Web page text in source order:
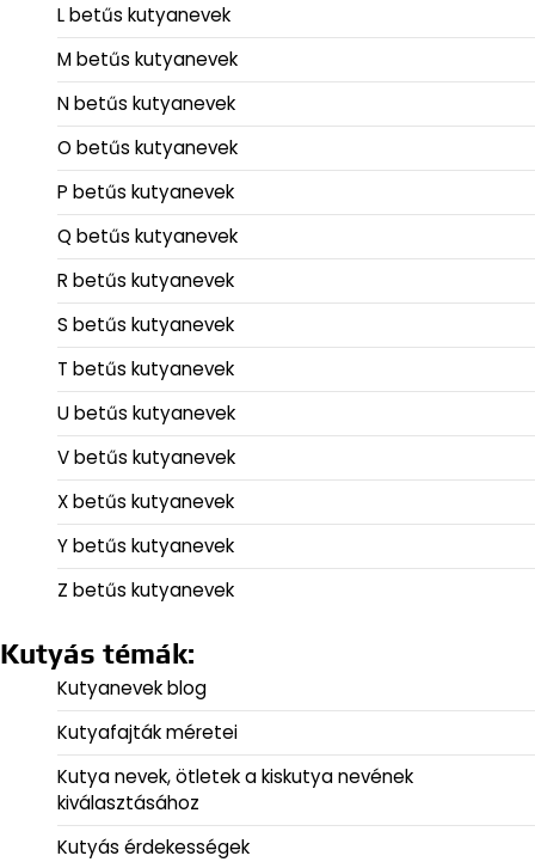
L betűs kutyanevek
M betűs kutyanevek
N betűs kutyanevek
O betűs kutyanevek
P betűs kutyanevek
Q betűs kutyanevek
R betűs kutyanevek
S betűs kutyanevek
T betűs kutyanevek
U betűs kutyanevek
V betűs kutyanevek
X betűs kutyanevek
Y betűs kutyanevek
Z betűs kutyanevek
Kutyás témák:
Kutyanevek blog
Kutyafajták méretei
Kutya nevek, ötletek a kiskutya nevének
kiválasztásához
Kutyás érdekességek